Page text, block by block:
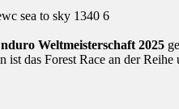
Weltmeisterschaft 2025
ist das Forest Race an der